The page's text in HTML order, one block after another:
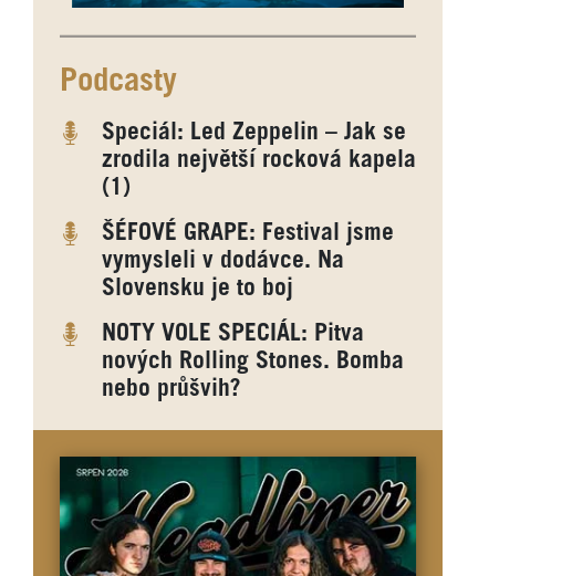
Podcasty
Speciál: Led Zeppelin – Jak se
zrodila největší rocková kapela
(1)
ŠÉFOVÉ GRAPE: Festival jsme
vymysleli v dodávce. Na
Slovensku je to boj
NOTY VOLE SPECIÁL: Pitva
nových Rolling Stones. Bomba
nebo průšvih?